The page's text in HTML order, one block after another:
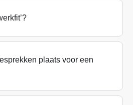
plaats voor een